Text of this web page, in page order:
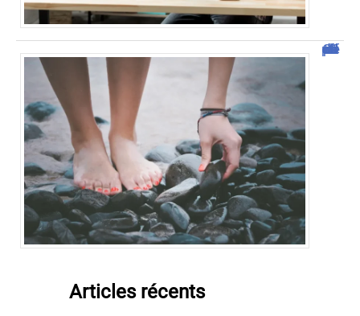
Comment vendre des photos de ses pieds efficacement ?
Articles récents